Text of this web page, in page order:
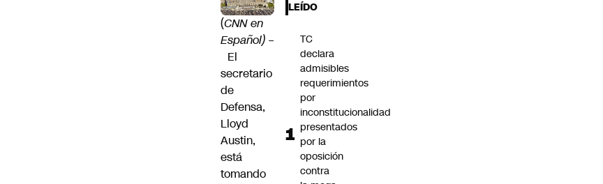
(CNN en
Español) –
El
secretario
de
Defensa,
Lloyd
Austin,
está
tomando
LEÍDO
TC
declara
admisibles
requerimientos
por
inconstitucionalidad
presentados
por la
oposición
contra